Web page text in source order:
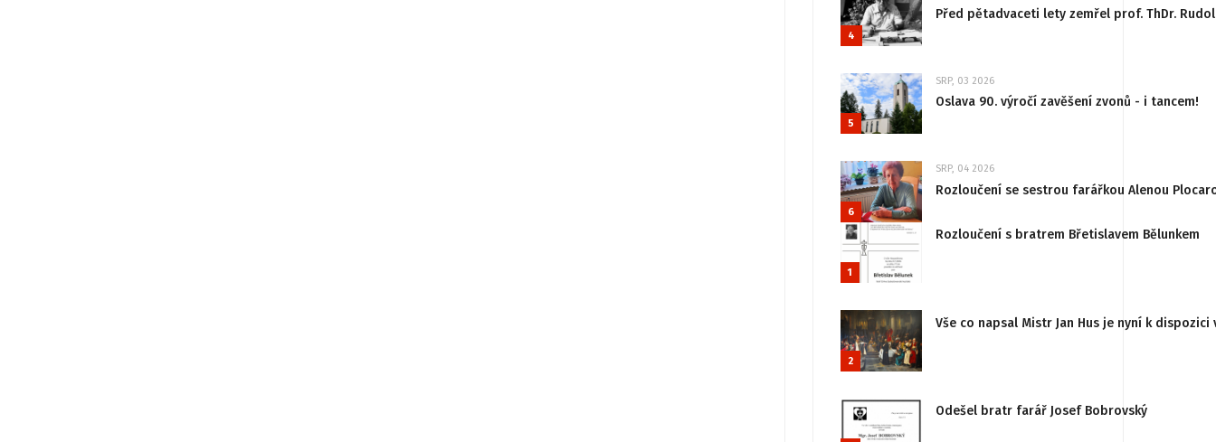
4
Před pětadvaceti lety zemřel prof. ThDr.
5
SRP, 03 2026
Oslava 90. výročí zavěšení zvonů - i tancem!
6
SRP, 04 2026
Rozloučení se sestrou farářkou Alenou
1
Rozloučení s bratrem Břetislavem Bělunkem
2
Vše co napsal Mistr Jan Hus je nyní k
Odešel bratr farář Josef Bobrovský